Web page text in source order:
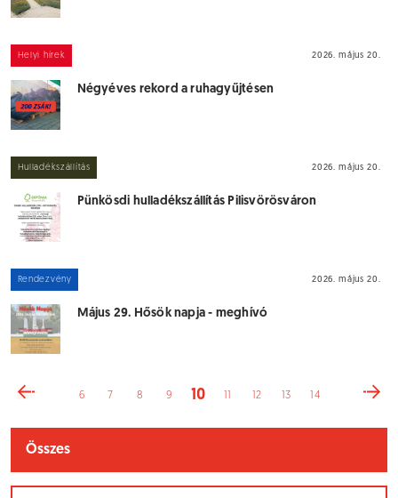
Helyi hírek 2026. május 20.
Négyéves rekord a ruhagyűjtésen
Hulladékszállítás 2026. május 20.
Pünkösdi hulladékszállítás Pilisvörösváron
Rendezvény 2026. május 20.
Május 29. Hősök napja - meghívó
6 7 8 9 10 12 13 14
Összes